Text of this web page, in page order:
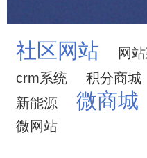
社区网站 网
crm系统
积分商城
新能源 微商城
微网站